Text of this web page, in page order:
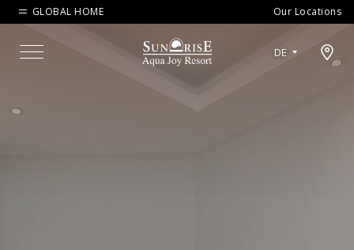
GLOBAL HOME Our Locations
Menu
DE
Open map modal